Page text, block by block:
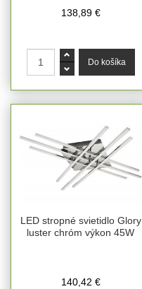
138,89 €
LED stropné svietidlo Glory
luster chróm výkon 45W
140,42 €